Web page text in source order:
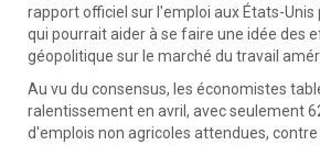
rapport officiel sur l'emploi aux États-Unis
qui pourrait aider à se faire une idée des
géopolitique sur le marché du travail
Au vu du consensus, les économistes
ralentissement en avril, avec seulement
d'emplois non agricoles attendues,